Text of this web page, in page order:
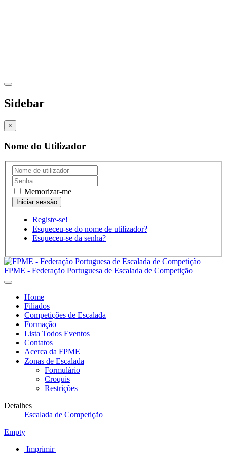
Sidebar
×
Nome do Utilizador
Memorizar-me
Registe-se!
Esqueceu-se do nome de utilizador?
Esqueceu-se da senha?
FPME - Federação Portuguesa de Escalada de Competição
Home
Filiados
Competições de Escalada
Formação
Lista Todos Eventos
Contatos
Acerca da FPME
Zonas de Escalada
Formulário
Croquis
Restrições
Detalhes
Escalada de Competição
Empty
Imprimir